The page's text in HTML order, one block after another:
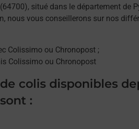
situé dans le département de
nous vous conseillerons sur nos
Colissimo ou Chronopost ;
Colissimo ou Chronopost
colis disponibles
: